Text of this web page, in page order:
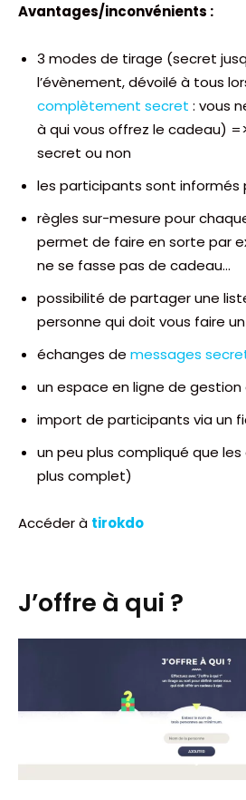
Avantages/inconvénients :
3 modes de tirage (secret
l’évènement, dévoilé à tous
complètement secret : vous
à qui vous offrez le cadeau)
secret ou non
les participants sont informés
règles sur-mesure pour
permet de faire en sorte par
ne se fasse pas de cadeau…
possibilité de partager une
personne qui doit vous faire
échanges de messages
un espace en ligne de
import de participants via un
un peu plus compliqué que
plus complet)
Accéder à tirokdo
J’offre à qui ?